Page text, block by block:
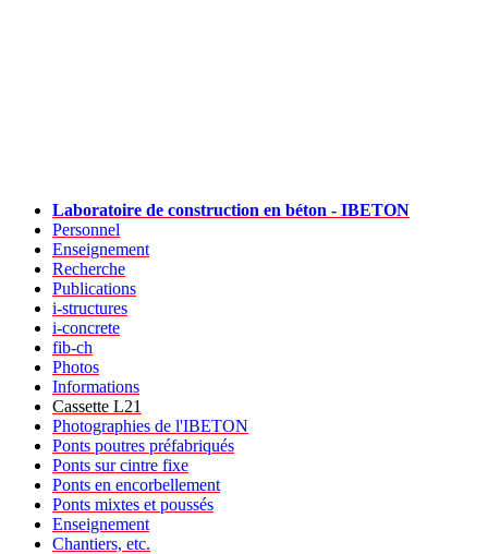
Laboratoire de construction en béton - IBETON
Personnel
Enseignement
Recherche
Publications
i-structures
i-concrete
fib-ch
Photos
Informations
Cassette L21
Photographies de l'IBETON
Ponts poutres préfabriqués
Ponts sur cintre fixe
Ponts en encorbellement
Ponts mixtes et poussés
Enseignement
Chantiers, etc.